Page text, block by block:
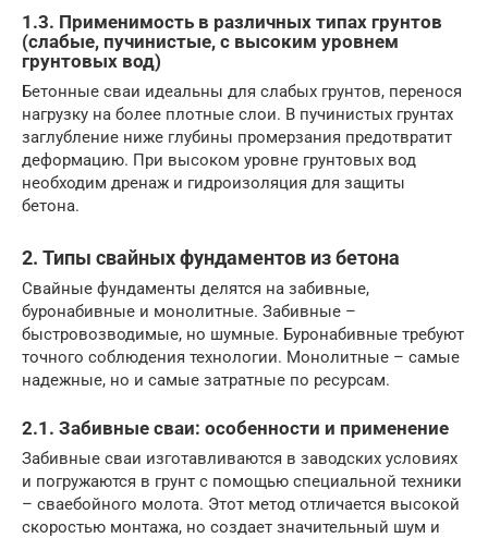
1.3. Применимость в различных типах грунтов
(слабые, пучинистые, с высоким уровнем
грунтовых вод)
Бетонные сваи идеальны для слабых грунтов, перенося
нагрузку на более плотные слои. В пучинистых грунтах
заглубление ниже глубины промерзания предотвратит
деформацию. При высоком уровне грунтовых вод
необходим дренаж и гидроизоляция для защиты
бетона.
2. Типы свайных фундаментов из бетона
Свайные фундаменты делятся на забивные,
буронабивные и монолитные. Забивные –
быстровозводимые, но шумные. Буронабивные требуют
точного соблюдения технологии. Монолитные – самые
надежные, но и самые затратные по ресурсам.
2.1. Забивные сваи: особенности и применение
Забивные сваи изготавливаются в заводских условиях
и погружаются в грунт с помощью специальной техники
– сваебойного молота. Этот метод отличается высокой
скоростью монтажа, но создает значительный шум и